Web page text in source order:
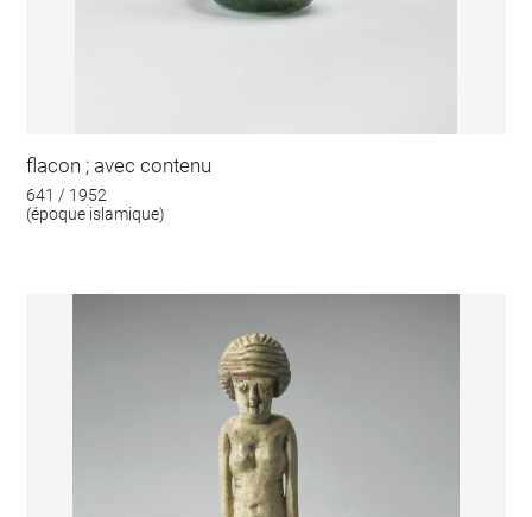
flacon ; avec contenu
641 / 1952
(époque islamique)